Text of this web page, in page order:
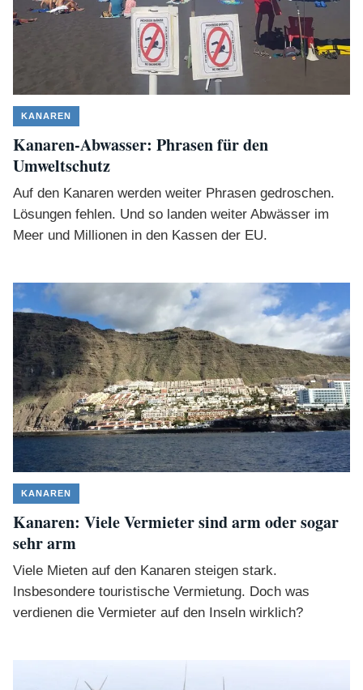
KANAREN
Kanaren-Abwasser: Phrasen für den
Umweltschutz
Auf den Kanaren werden weiter Phrasen gedroschen.
Lösungen fehlen. Und so landen weiter Abwässer im
Meer und Millionen in den Kassen der EU.
KANAREN
Kanaren: Viele Vermieter sind arm oder sogar
sehr arm
Viele Mieten auf den Kanaren steigen stark.
Insbesondere touristische Vermietung. Doch was
verdienen die Vermieter auf den Inseln wirklich?